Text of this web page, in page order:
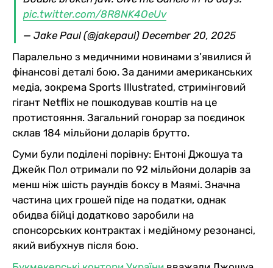
pic.twitter.com/8R8NK4OeUv
— Jake Paul (@jakepaul) December 20, 2025
Паралельно з медичними новинами з’явилися й
фінансові деталі бою. За даними американських
медіа, зокрема Sports Illustrated, стримінговий
гігант Netflix не пошкодував коштів на це
протистояння. Загальний гонорар за поєдинок
склав 184 мільйони доларів брутто.
Суми були поділені порівну: Ентоні Джошуа та
Джейк Пол отримали по 92 мільйони доларів за
менш ніж шість раундів боксу в Маямі. Значна
частина цих грошей піде на податки, однак
обидва бійці додатково заробили на
спонсорських контрактах і медійному резонансі,
який вибухнув після бою.